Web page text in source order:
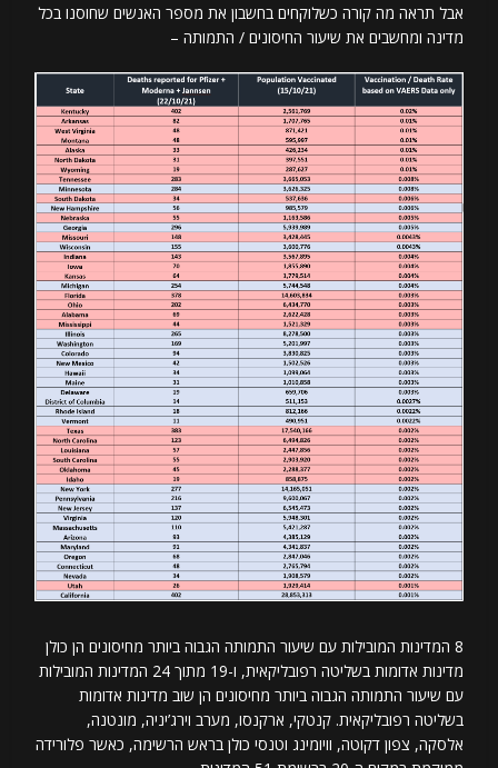
אבל תראה מה קורה כשלוקחים בחשבון את מספר האנשים שחוסנו בכל
מדינה ומחשבים את שיעור החיסונים / התמותה –
8 המדינות המובילות עם שיעור התמותה הגבוה ביותר מחיסונים הן כולן
מדינות אדומות בשליטה רפובליקאית, ו-19 מתוך 24 המדינות המובילות
עם שיעור התמותה הגבוה ביותר מחיסונים הן שוב מדינות אדומות
בשליטה רפובליקאית. קנטקי, ארקנסו, מערב וירג’יניה, מונטנה,
אלסקה, צפון דקוטה, וויומינג וטנסי כולן בראש הרשימה, כאשר פלורידה